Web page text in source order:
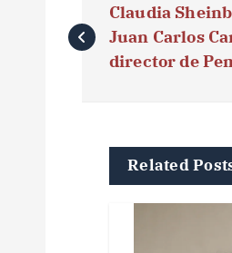
a
Claudia
Juan Carlos
director de
Related